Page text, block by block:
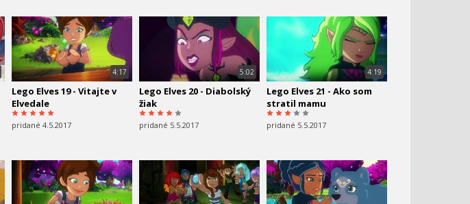
4:17
Lego Elves 19 - Vitajte v
Elvedale
pridané 4.5.2017
5:02
Lego Elves 20 - Diabolský
žiak
pridané 5.5.2017
4:19
Lego Elves 21 - Ako som
stratil mamu
pridané 5.5.2017